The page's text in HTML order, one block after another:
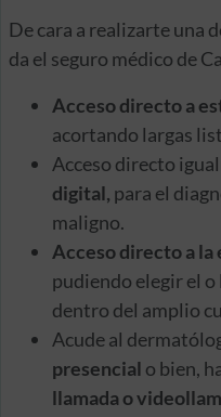
De cara a realizarte una
da el seguro médico de
Acceso directo a
acortando largas
Acceso directo
digital, para el
maligno.
Acceso directo a
pudiendo elegir el
dentro del amplio
Acude al
presencial o bien,
llamada o